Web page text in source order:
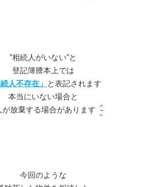
”相続人がいない”と
登記簿謄本上では
続人不存在」 と表記されます
本当にいない場合と
が放棄する場合があります
今回のような